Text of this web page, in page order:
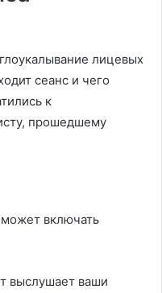
лицевых
сеанс и чего
к
прошедшему
включать
выслушает ваши